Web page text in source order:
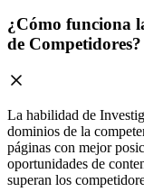
¿Cómo funciona
de Competidores?
La habilidad de
dominios de la
páginas con mejor
oportunidades de
superan los